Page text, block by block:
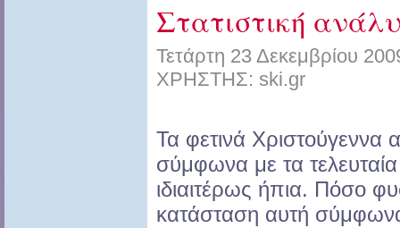
Στατιστική
Τετάρτη 23 Δεκεμβρίου
ΧΡΗΣΤΗΣ: ski.gr
Τα φετινά Χριστούγεννα
σύμφωνα με τα τελευταία
ιδιαιτέρως ήπια. Πόσο
κατάσταση αυτή σύμφωνα